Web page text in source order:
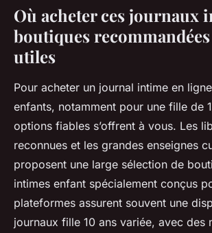
Où acheter ces journaux
boutiques
utiles
Pour acheter un journal intime en
enfants, notamment pour une fille de
options fiables s’offrent à vous. Les
reconnues et les grandes enseignes
proposent une large sélection de
intimes enfant spécialement conçus
plateformes assurent souvent une
journaux fille 10 ans variée, avec des